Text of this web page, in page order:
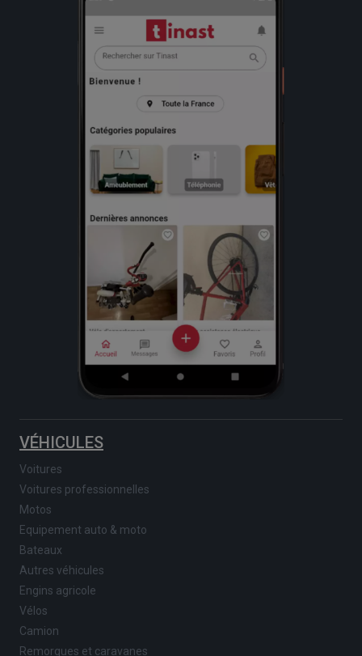
VÉHICULES
Voitures
Voitures professionnelles
Motos
Equipement auto & moto
Bateaux
Autres véhicules
Engins agricole
Vélos
Camion
Remorques et caravanes